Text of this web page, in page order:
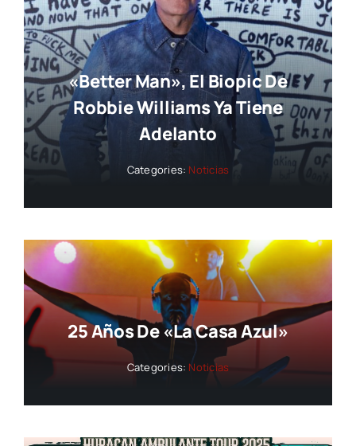
«Better Man», El Biopic De
Robbie Williams Ya Tiene
Adelanto
Categories: Noticias
25 Años De «La Casa Azul»
Categories: Noticias